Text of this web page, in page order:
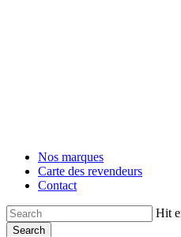
Nos marques
Carte des revendeurs
Contact
Hit
Search